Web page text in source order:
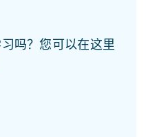
吗？您可以在这里